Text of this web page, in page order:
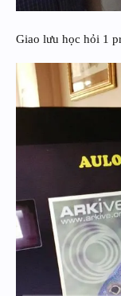
Giao lưu học hỏi 1